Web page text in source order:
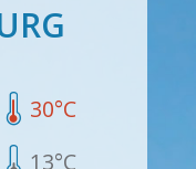
30°C
13°C